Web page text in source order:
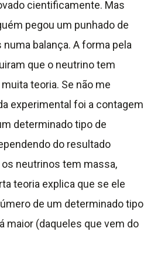
cientificamente. Mas
pegou um punhado de
balança. A forma pela
que o neutrino tem
teoria. Se não me
experimental foi a contagem
determinado tipo de
do resultado
neutrinos tem massa,
teoria explica que se ele
de um determinado tipo
maior (daqueles que vem do